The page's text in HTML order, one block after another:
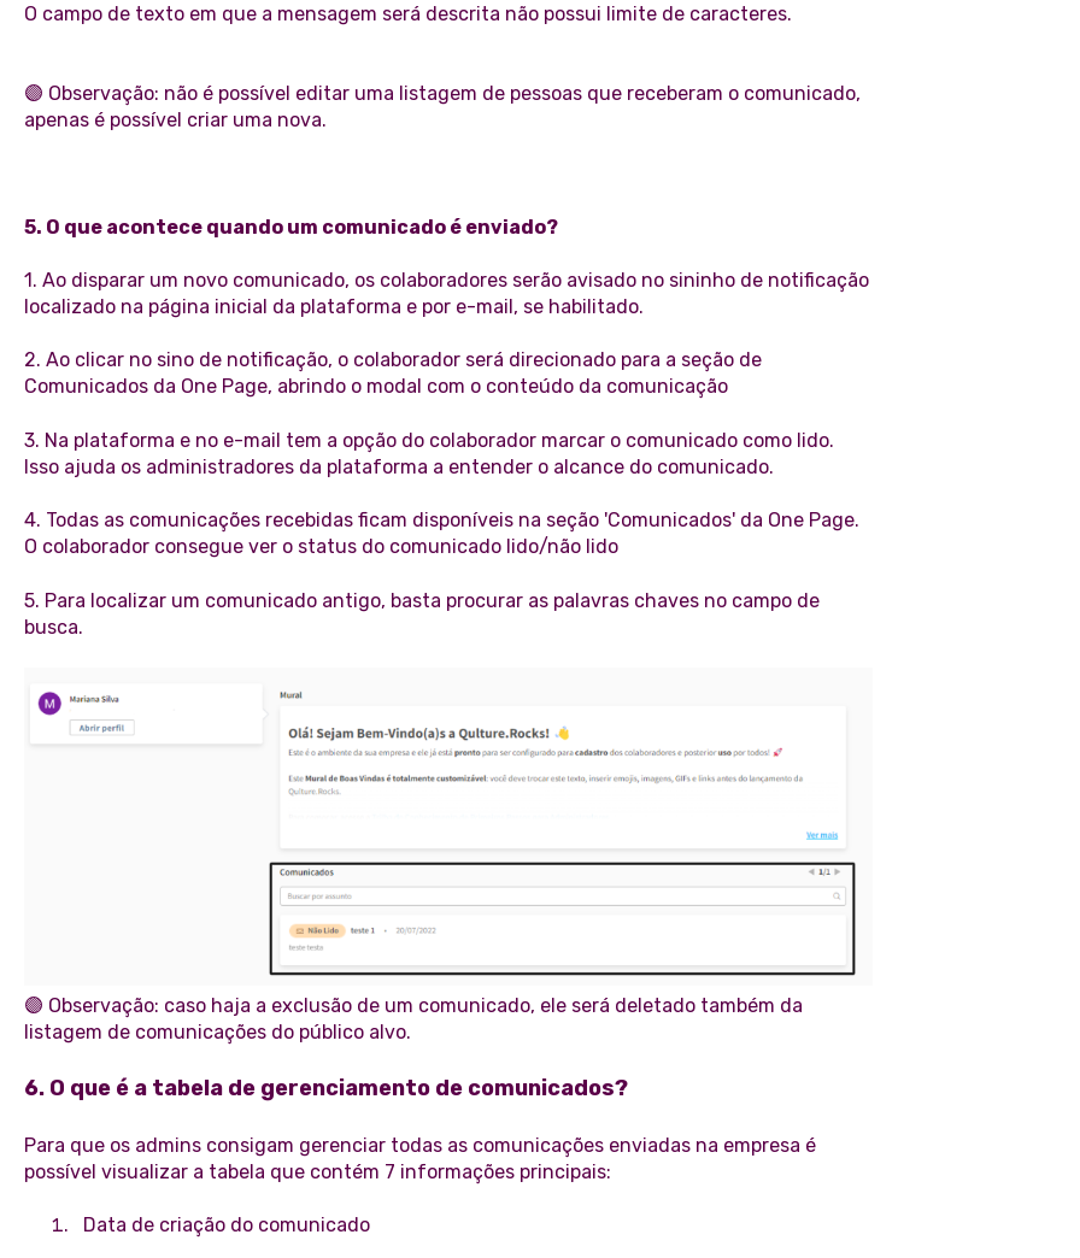
O campo de texto em que a mensagem será descrita não possui limite de caracteres.
🟣 Observação: não é possível editar uma listagem de pessoas que receberam o comunicado,
apenas é possível criar uma nova.
5. O que acontece quando um comunicado é enviado?
1. Ao disparar um novo comunicado, os colaboradores serão avisado no sininho de notificação
localizado na página inicial da plataforma e por e-mail, se habilitado.
2. Ao clicar no sino de notificação, o colaborador será direcionado para a seção de
Comunicados da One Page, abrindo o modal com o conteúdo da comunicação
3. Na plataforma e no e-mail tem a opção do colaborador marcar o comunicado como lido.
Isso ajuda os administradores da plataforma a entender o alcance do comunicado.
4. Todas as comunicações recebidas ficam disponíveis na seção 'Comunicados' da One Page.
O colaborador consegue ver o status do comunicado lido/não lido
5. Para localizar um comunicado antigo, basta procurar as palavras chaves no campo de
busca.
🟣 Observação: caso haja a exclusão de um comunicado, ele será deletado também da
listagem de comunicações do público alvo.
6. O que é a tabela de gerenciamento de comunicados?
Para que os admins consigam gerenciar todas as comunicações enviadas na empresa é
possível visualizar a tabela que contém 7 informações principais:
Data de criação do comunicado